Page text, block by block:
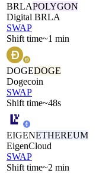
BRLAPOLYGON
Digital BRLA
SWAP
Shift time~1 min
DOGEDOGE
Dogecoin
SWAP
Shift time~48s
EIGENETHEREUM
EigenCloud
SWAP
Shift time~2 min